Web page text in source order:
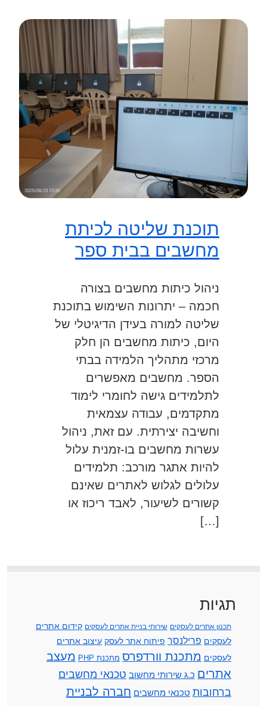
תוכנת שליטה לכיתת
מחשבים בבית ספר
ניהול כיתות מחשבים בצורה
חכמה – יתרונות השימוש בתוכנת
שליטה למורה בעידן הדיגיטלי של
היום, כיתות מחשבים הן חלק
מרכזי מתהליך הלמידה בבתי
הספר. מחשבים מאפשרים
לתלמידים גישה לחומרי לימוד
מתקדמים, עבודה עצמאית
וחשיבה יצירתית. עם זאת, ניהול
עשרות מחשבים בו-זמנית עלול
להיות אתגר מורכב: תלמידים
עלולים לגלוש לאתרים שאינם
קשורים לשיעור, לאבד ריכוז או
[…]
תגיות
תכנון אתרים לעסקים שירותי בניית אתרים לעסקים קידום אתרים
לעסקים פרילנסר פיתוח אתר לעסק עיצוב אתרים
לעסקים מתכנת וורדפרס מתכנת PHP
מעצב
אתרים כ.ג שירותי מחשוב טכנאי מחשבים
ברחובות טכנאי מחשבים חברה לבניית